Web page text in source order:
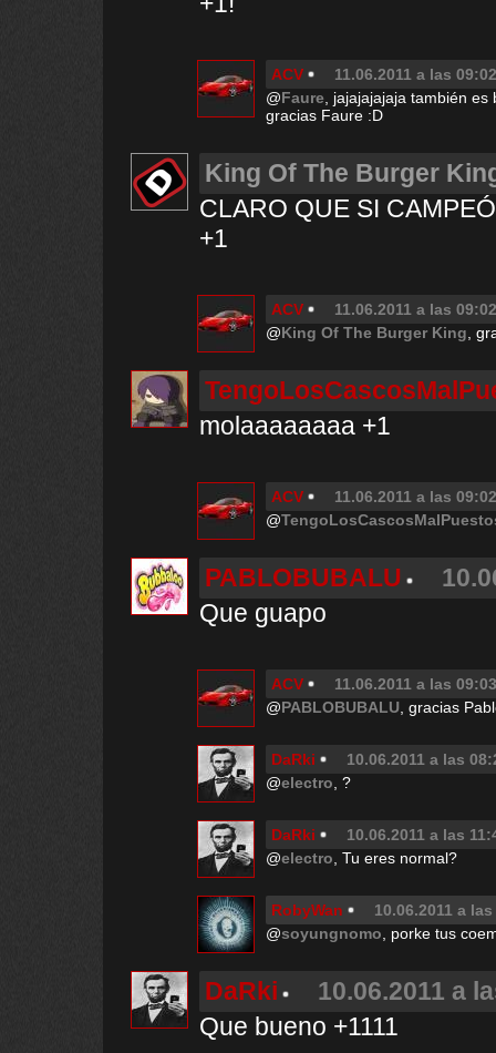
ACV
11.06.2011 a las 09:02
@Faure , jajajajajaja también
gracias Faure :D
King Of The Burger
CLARO QUE SI
+1
ACV
11.06.2011 a las 09:02
@King Of The Burger King ,
molaaaaaaaa +1
ACV
11.06.2011 a las 09:02
@
PABLOBUBALU
Que guapo
ACV
11.06.2011 a las 09:03
@PABLOBUBALU , gracias
DaRki
10.06.2011 a las
@electro , ?
DaRki
10.06.2011 a las
@electro , Tu eres normal?
RobyWan
10.06.2011 a
@soyungnomo , porke tus
DaRki
10.06.2011 a
Que bueno +1111